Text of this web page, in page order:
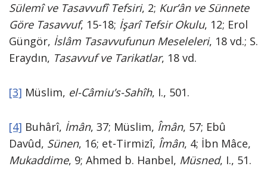
Sülemî ve Tasavvufî Tefsiri, 2; Kur’ân ve Sünnete
Göre Tasavvuf, 15-18; İşarî Tefsir Okulu, 12; Erol
Güngör, İslâm Tasavvufunun Meseleleri, 18 vd.; S.
Eraydın, Tasavvuf ve Tarikatlar, 18 vd.
[3] Müslim, el-Câmiu’s-Sahîh, I., 501.
[4] Buhârî, İmân, 37; Müslim, Îmân, 57; Ebû
Davûd, Sünen, 16; et-Tirmizî, Îmân, 4; İbn Mâce,
Mukaddime, 9; Ahmed b. Hanbel, Müsned, I., 51.